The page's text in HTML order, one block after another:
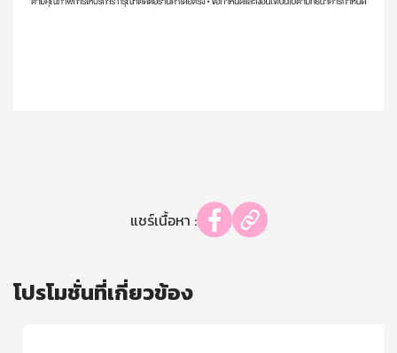
แชร์เนื้อหา :
โปรโมชั่นที่เกี่ยวข้อง